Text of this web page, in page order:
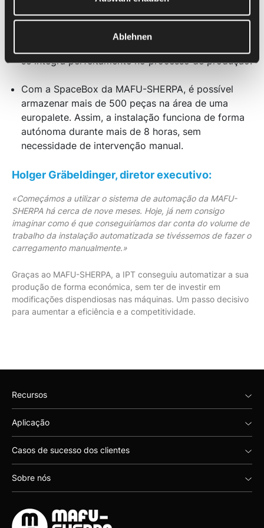
Ablehnen
A MAFU-SHERPA equipou a porta redonda
existente da máquina com um sistema de
se integra perfeitamente no processo de produção.
Com a SpaceBox da MAFU-SHERPA, é possível
armazenar mais de 500 peças na área de uma
europalete. Assim, a instalação funciona de forma
autónoma durante mais de 8 horas, sem
necessidade de intervenção manual.
Holger Gräbeldinger, diretor executivo:
«Começámos a utilizar o sistema de automação da MAFU-
SHERPA há cerca de nove meses. Hoje, já nem consigo
imaginar como é que conseguiríamos dar conta do volume de
trabalho da instalação automatizada se tivéssemos de fazer o
carregamento manualmente.»
Graças ao MAFU-SHERPA, a IPT conseguiu automatizar a sua
produção de forma económica, sem ter de investir em
modificações dispendiosas nas máquinas. Um passo decisivo
para aumentar a eficiência e a competitividade.
Recursos
Aplicação
Casos de sucesso dos clientes
Sobre nós